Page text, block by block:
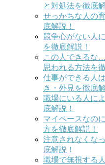
と対処法を徹底解
せっかちな人の
底解説！
競争心がない人
を徹底解説！
この人できるな
思われる方法を
仕事ができる人
き・外見を徹底解
職場にいる人に
底解説！
マイペースなの
方を徹底解説！
注意されなくな
底解説！
職場で無視する